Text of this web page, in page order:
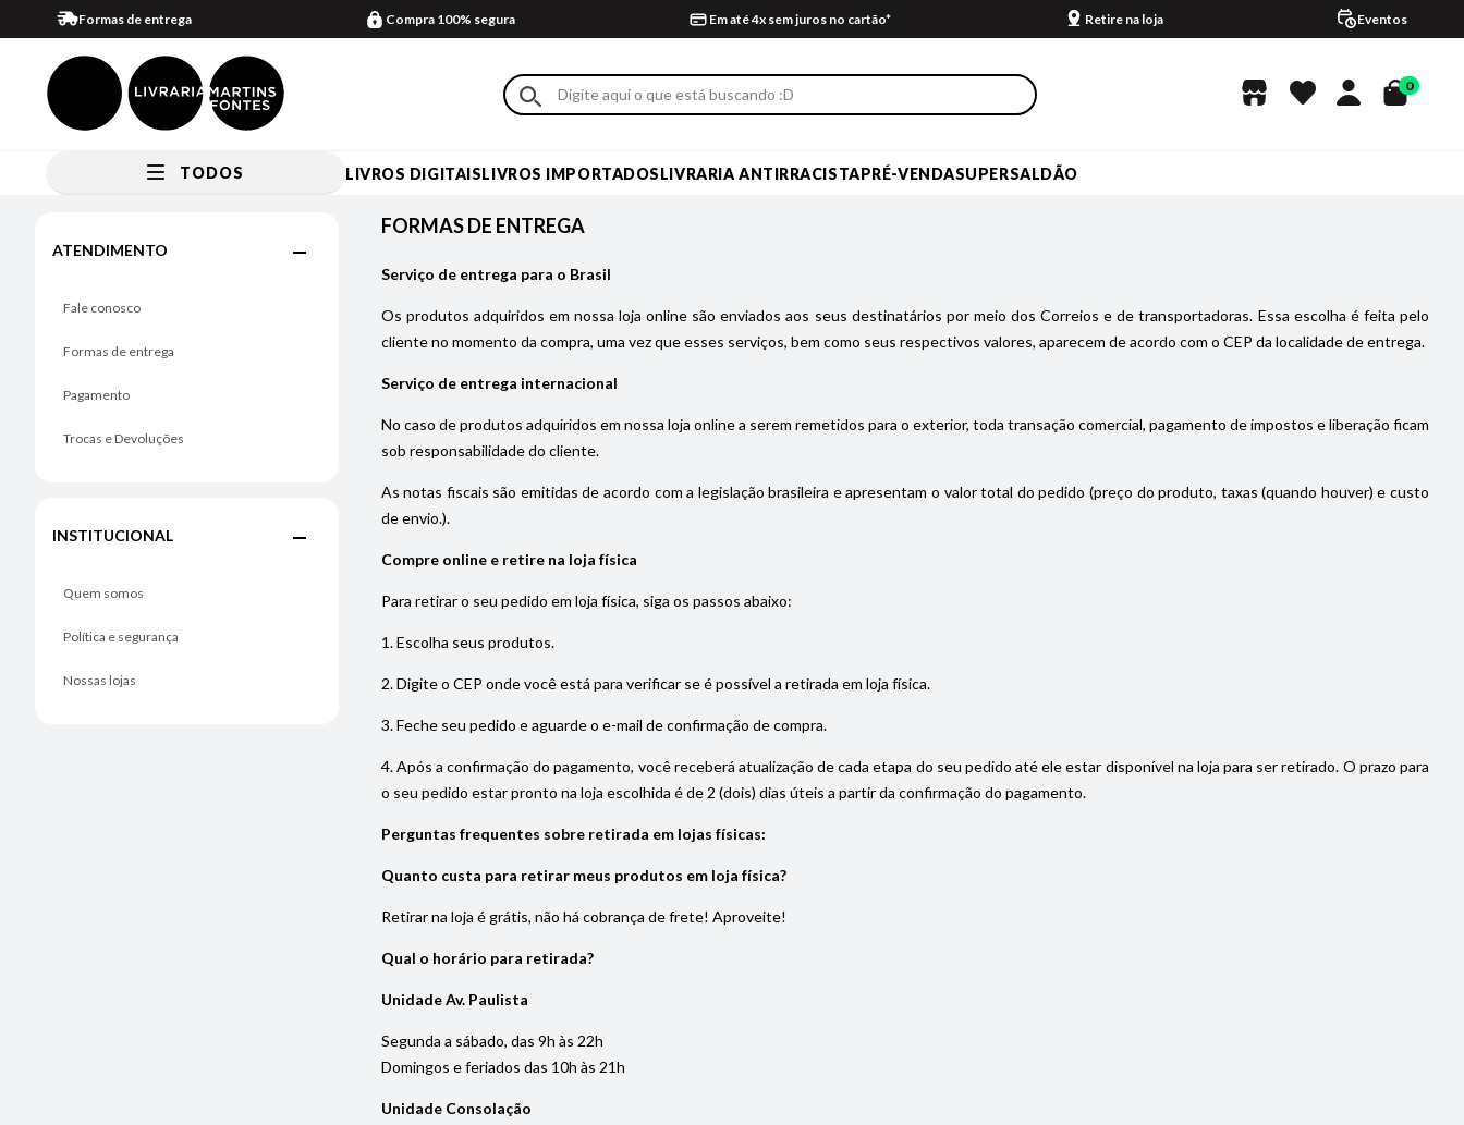
Formas de entrega Compra 100% segura Em até 4x sem juros no cartão* Retire na loja Eventos
0
TODOS LIVROS DIGITAISLIVROS IMPORTADOSLIVRARIA ANTIRRACISTAPRÉ-VENDASUPERSALDÃO
FORMAS DE ENTREGA
ATENDIMENTO
Fale conosco
Formas de entrega
Pagamento
Trocas e Devoluções
INSTITUCIONAL
Quem somos
Política e segurança
Nossas lojas
FORMAS DE ENTREGA
Serviço de entrega para o Brasil
Os produtos adquiridos em nossa loja online são enviados aos seus destinatários por meio dos Correios e de transportadoras. Essa escolha é feita pelo
cliente no momento da compra, uma vez que esses serviços, bem como seus respectivos valores, aparecem de acordo com o CEP da localidade de entrega.
Serviço de entrega internacional
No caso de produtos adquiridos em nossa loja online a serem remetidos para o exterior, toda transação comercial, pagamento de impostos e liberação ficam
sob responsabilidade do cliente.
As notas fiscais são emitidas de acordo com a legislação brasileira e apresentam o valor total do pedido (preço do produto, taxas (quando houver) e custo
de envio.).
Compre online e retire na loja física
Para retirar o seu pedido em loja física, siga os passos abaixo:
1. Escolha seus produtos.
2. Digite o CEP onde você está para verificar se é possível a retirada em loja física.
3. Feche seu pedido e aguarde o e-mail de confirmação de compra.
4. Após a confirmação do pagamento, você receberá atualização de cada etapa do seu pedido até ele estar disponível na loja para ser retirado. O prazo para
o seu pedido estar pronto na loja escolhida é de 2 (dois) dias úteis a partir da confirmação do pagamento.
Perguntas frequentes sobre retirada em lojas físicas:
Quanto custa para retirar meus produtos em loja física?
Retirar na loja é grátis, não há cobrança de frete! Aproveite!
Qual o horário para retirada?
Unidade Av. Paulista
Segunda a sábado, das 9h às 22h
Domingos e feriados das 10h às 21h
Unidade Consolação